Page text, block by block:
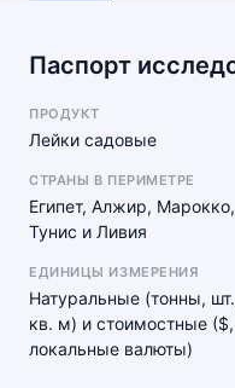
Паспорт
ПРОДУКТ
Лейки садовые
СТРАНЫ В ПЕРИМЕТРЕ
Египет, Алжир, Марокко,
Тунис и Ливия
ЕДИНИЦЫ ИЗМЕРЕНИЯ
Натуральные (тонны,
кв. м) и стоимостные ($,
локальные валюты)